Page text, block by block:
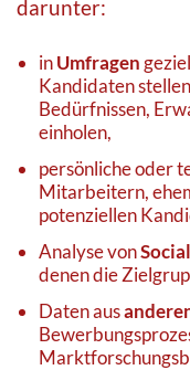
darunter:
inUmfragen
Kandidaten
Bedürfnissen,
einholen,
persönliche oder
Mitarbeitern,
potenziellen
Analyse von
denen die
Daten aus